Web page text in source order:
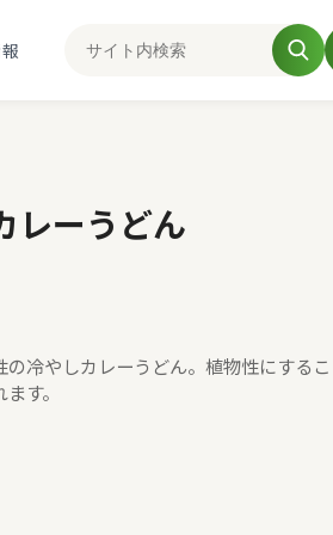
レーうどん
冷やしカレーうどん。植物性にする
す。